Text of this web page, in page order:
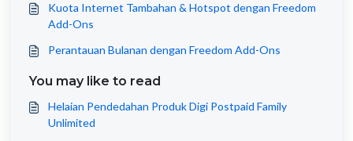
Kuota Internet Tambahan & Hotspot dengan Freedom
Add-Ons
Perantauan Bulanan dengan Freedom Add-Ons
You may like to read
Helaian Pendedahan Produk Digi Postpaid Family
Unlimited